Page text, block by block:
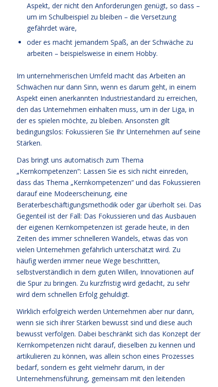
Aspekt, der nicht den Anforderungen genügt, so dass –
um im Schulbeispiel zu bleiben – die Versetzung
gefährdet wäre,
oder es macht jemandem Spaß, an der Schwäche zu
arbeiten – beispielsweise in einem Hobby.
Im unternehmerischen Umfeld macht das Arbeiten an
Schwächen nur dann Sinn, wenn es darum geht, in einem
Aspekt einen anerkannten Industriestandard zu erreichen,
den das Unternehmen einhalten muss, um in der Liga, in
der es spielen möchte, zu bleiben. Ansonsten gilt
bedingungslos: Fokussieren Sie Ihr Unternehmen auf seine
Stärken.
Das bringt uns automatisch zum Thema
„Kernkompetenzen“: Lassen Sie es sich nicht einreden,
dass das Thema „Kernkompetenzen“ und das Fokussieren
darauf eine Modeerscheinung, eine
Beraterbeschäftigungsmethodik oder gar überholt sei. Das
Gegenteil ist der Fall: Das Fokussieren und das Ausbauen
der eigenen Kernkompetenzen ist gerade heute, in den
Zeiten des immer schnelleren Wandels, etwas das von
vielen Unternehmen gefährlich unterschätzt wird. Zu
häufig werden immer neue Wege beschritten,
selbstverständlich in dem guten Willen, Innovationen auf
die Spur zu bringen. Zu kurzfristig wird gedacht, zu sehr
wird dem schnellen Erfolg gehuldigt.
Wirklich erfolgreich werden Unternehmen aber nur dann,
wenn sie sich ihrer Stärken bewusst sind und diese auch
bewusst verfolgen. Dabei beschränkt sich das Konzept der
Kernkompetenzen nicht darauf, dieselben zu kennen und
artikulieren zu können, was allein schon eines Prozesses
bedarf, sondern es geht vielmehr darum, in der
Unternehmensführung, gemeinsam mit den leitenden